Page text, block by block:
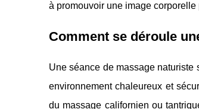
à promouvoir une image
Comment se déroule
Une séance de massage naturiste
environnement chaleureux et
du massage californien ou